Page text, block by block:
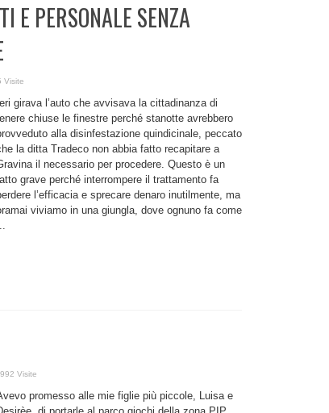
E PERSONALE SENZA
Visite
Ieri girava l’auto che avvisava la cittadinanza di
chiuse le finestre perché stanotte avrebbero
alla disinfestazione quindicinale, peccato
la ditta Tradeco non abbia fatto recapitare a
il necessario per procedere. Questo è un
grave perché interrompere il trattamento fa
l’efficacia e sprecare denaro inutilmente, ma
viviamo in una giungla, dove ognuno fa come
992 Visite
promesso alle mie figlie più piccole, Luisa e